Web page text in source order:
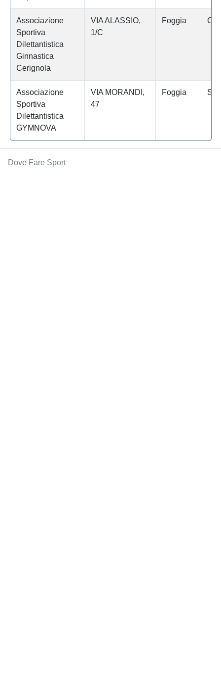
Associazione
Sportiva
Dilettantistica
Ginnastica
Cerignola
VIA ALASSIO,
1/C
Foggia
Associazione
Sportiva
Dilettantistica
GYMNOVA
VIA MORANDI,
47
Foggia
Dove Fare Sport